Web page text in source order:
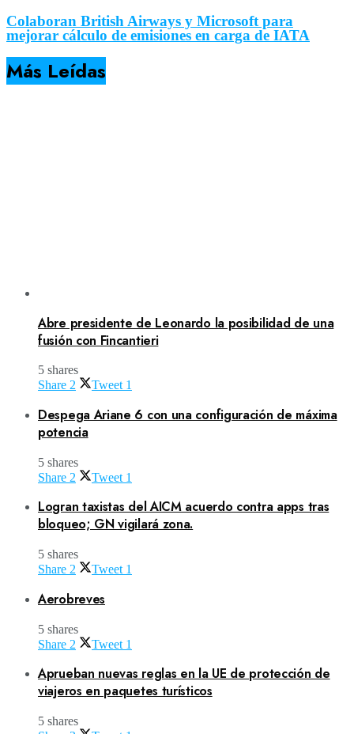
Colaboran British Airways y Microsoft para
mejorar cálculo de emisiones en carga de IATA
Más Leídas
Abre presidente de Leonardo la posibilidad de una
fusión con Fincantieri
5 shares
Share 2 Tweet 1
Despega Ariane 6 con una configuración de máxima
potencia
5 shares
Share 2 Tweet 1
Logran taxistas del AICM acuerdo contra apps tras
bloqueo; GN vigilará zona.
5 shares
Share 2 Tweet 1
Aerobreves
5 shares
Share 2 Tweet 1
Aprueban nuevas reglas en la UE de protección de
viajeros en paquetes turísticos
5 shares